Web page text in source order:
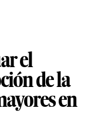
el
de la
en